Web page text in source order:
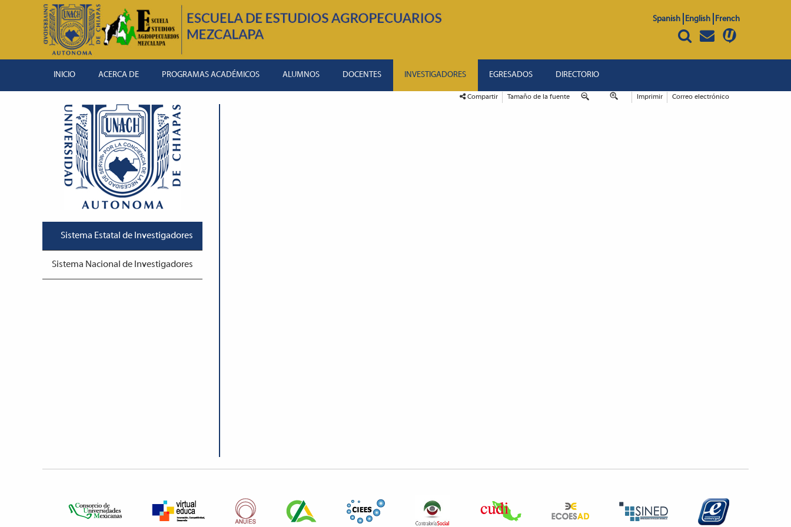
Spanish English French
INICIO ACERCA DE PROGRAMAS ACADÉMICOS ALUMNOS DOCENTES INVESTIGADORES EGRESADOS DIRECTORIO
Sistema Estatal de Investigadores
Sistema Nacional de Investigadores
Compartir Tamaño de la fuente Imprimir Correo electrónico